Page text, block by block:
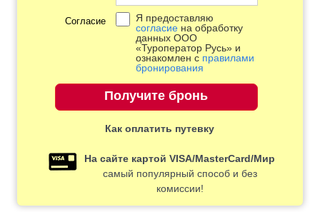
Согласие
Я предоставляю
согласие на обработку
данных ООО
«Туроператор Русь» и
ознакомлен с правилами
бронирования
Как оплатить путевку
На сайте картой VISA/MasterCard/Мир
самый популярный способ и без
комиссии!